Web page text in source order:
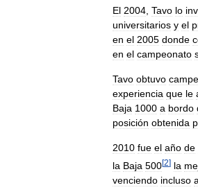
El 2004 Tavo lo
universitarios y el
en el 2005 donde
en el campeonato
Tavo obtuvo
experiencia que le
Baja 1000 a bordo
posición obtenida
2010 fue el año de
la Baja 500[2] la
venciendo incluso